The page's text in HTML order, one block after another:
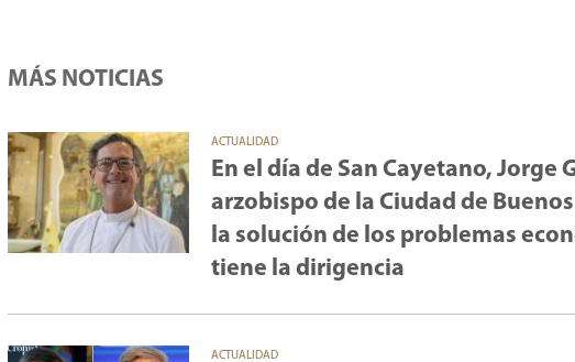
MÁS NOTICIAS
ACTUALIDAD
En el día de San Cayetano, Jorge
arzobispo de la Ciudad de
la solución de los problemas
tiene la dirigencia
ACTUALIDAD